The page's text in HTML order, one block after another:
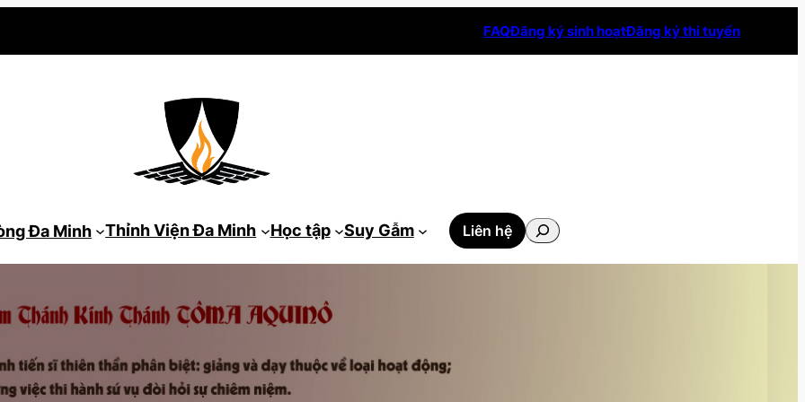
FAQĐăng ký sinh hoạtĐăng ký thi tuyển
Đa Minh Thỉnh Viện Đa Minh Học tập Suy Gẫm Liên hệ
Tìm
kiếm